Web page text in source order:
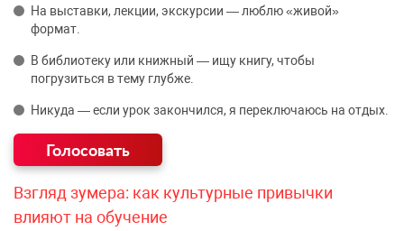
На выставки, лекции, экскурсии — люблю «живой»
формат.
В библиотеку или книжный — ищу книгу, чтобы
погрузиться в тему глубже.
Никуда — если урок закончился, я переключаюсь на отдых.
Взгляд зумера: как культурные привычки
влияют на обучение